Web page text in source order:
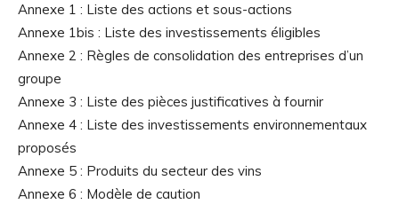
Annexe 1 : Liste des actions et sous-actions
Annexe 1bis : Liste des investissements éligibles
Annexe 2 : Règles de consolidation des entreprises d’un
groupe
Annexe 3 : Liste des pièces justificatives à fournir
Annexe 4 : Liste des investissements environnementaux
proposés
Annexe 5 : Produits du secteur des vins
Annexe 6 : Modèle de caution